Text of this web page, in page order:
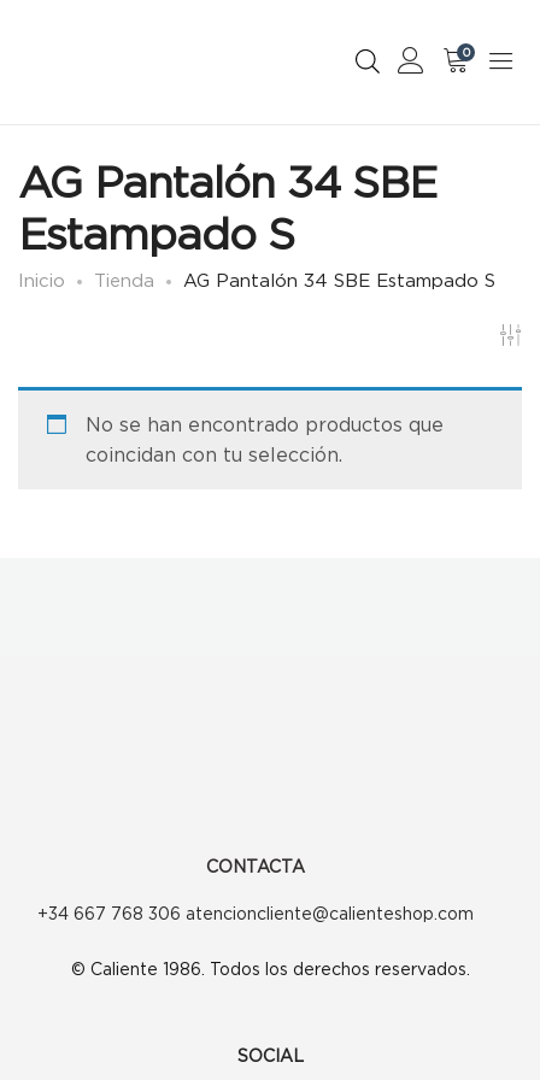
0
AG Pantalón 34 SBE
Estampado S
Inicio Tienda AG Pantalón 34 SBE Estampado S
No se han encontrado productos que
coincidan con tu selección.
CONTACTA
+34 667 768 306 atencioncliente@calienteshop.com
© Caliente 1986. Todos los derechos reservados.
SOCIAL